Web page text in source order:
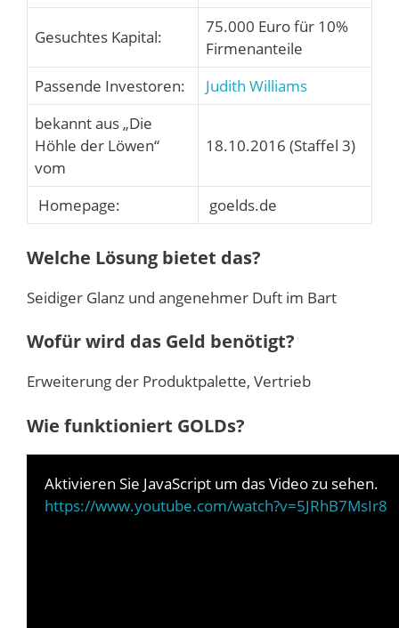
Gesuchtes Kapital:
75.000 Euro für 10%
Firmenanteile
Passende Investoren:
Judith Williams
bekannt aus „Die
Höhle der Löwen“
vom
18.10.2016 (Staffel 3)
Homepage: goelds.de
Welche Lösung bietet das?
Seidiger Glanz und angenehmer Duft im Bart
Wofür wird das Geld benötigt?
Erweiterung der Produktpalette, Vertrieb
Wie funktioniert GOLDs?
Aktivieren Sie JavaScript um das Video zu sehen.
https://www.youtube.com/watch?v=5JRhB7MsIr8